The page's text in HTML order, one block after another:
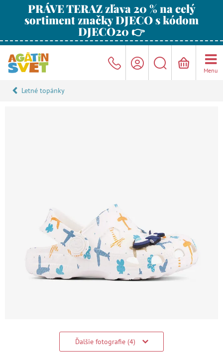
PRÁVE TERAZ zľava 20 % na celý
sortiment značky DJECO s kódom
DJECO20 👉
Menu
Letné topánky
Ďalšie fotografie (4)